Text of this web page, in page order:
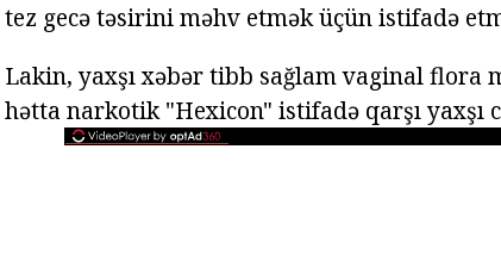
tez gecə təsirini məhv etmək üçün istifadə
Lakin, yaxşı xəbər tibb sağlam vaginal
hətta narkotik "Hexicon" istifadə qarşı yaxşı